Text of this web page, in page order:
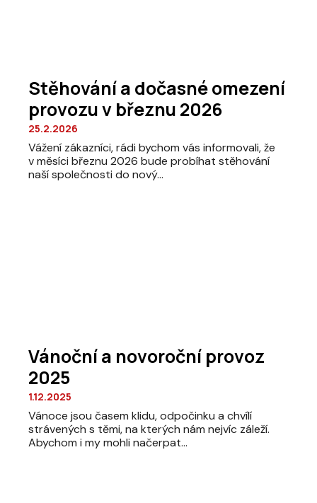
Stěhování a dočasné omezení
provozu v březnu 2026
25.2.2026
Vážení zákazníci, rádi bychom vás informovali, že
v měsíci březnu 2026 bude probíhat stěhování
naší společnosti do nový...
Vánoční a novoroční provoz
2025
1.12.2025
Vánoce jsou časem klidu, odpočinku a chvílí
strávených s těmi, na kterých nám nejvíc záleží.
Abychom i my mohli načerpat...